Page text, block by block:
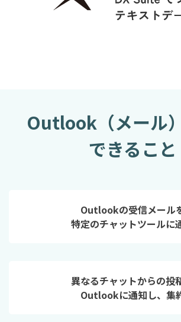
Outlook（メール
できること
Outlookの受信メール
特定のチャットツールに
異なるチャットからの投
Outlookに通知し、集